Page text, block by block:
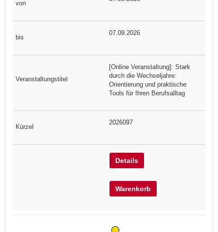
07.09.2026
[Online Veranstaltung]: Stark
durch die Wechseljahre:
Orientierung und praktische
Tools für Ihren Berufsalltag
2026097
Details
Warenkorb